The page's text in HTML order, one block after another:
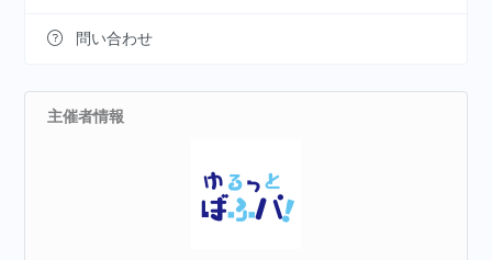
問い合わせ
主催者情報